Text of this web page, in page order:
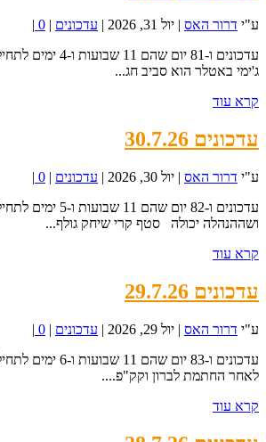
ע"י דרור האס יול 31, 2026 עדכונים 0
ג'ימי באטלר הוא סביב חג...
קרא עוד
עדכונים 30.7.26
ע"י דרור האס | יול 30, 2026 | עדכונים |
0
|
עדכונים ו-
ושההנהלה יכולה סטף קרי שיחק גולף...
קרא עוד
עדכונים 29.7.26
ע"י דרור האס | יול 29, 2026 | עדכונים |
0
|
עדכונים ו-
לאחר החתמת לברון וקק"פ....
קרא עוד